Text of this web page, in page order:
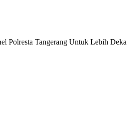
Polresta Tangerang Untuk Lebih